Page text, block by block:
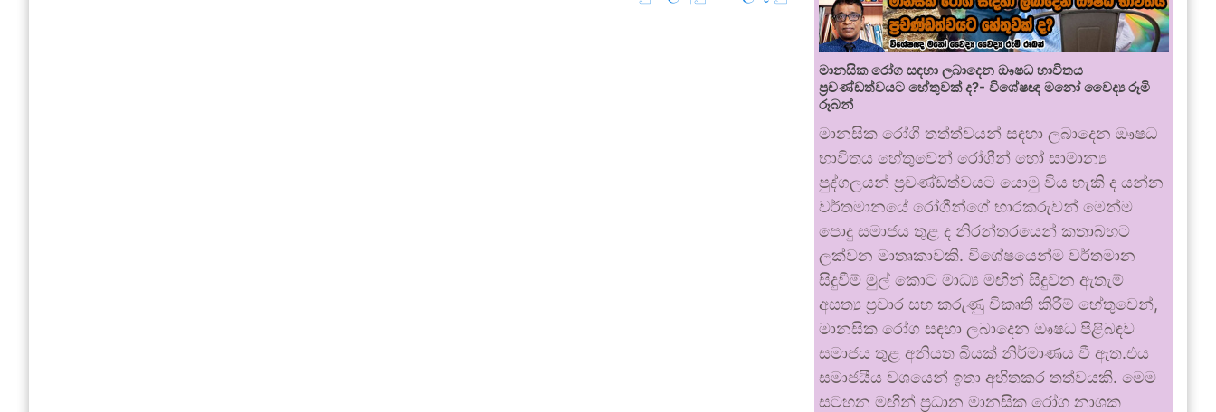
මානසික රෝග සඳහා ලබාදෙන ඖෂධ භාවිතය
ප්‍රචණ්ඩත්වයට හේතුවක් ද?- විශේෂඥ මනෝ වෛද්‍ය රූමි
රූබන්
මානසික රෝගී තත්ත්වයන් සඳහා ලබාදෙන ඖෂධ
භාවිතය හේතුවෙන් රෝගීන් හෝ සාමාන්‍ය
පුද්ගලයන් ප්‍රචණ්ඩත්වයට යොමු විය හැකි ද යන්න
වර්තමානයේ රෝගීන්ගේ භාරකරුවන් මෙන්ම
පොදු සමාජය තුළ ද නිරන්තරයෙන් කතාබහට
ලක්වන මාතෘකාවකි. විශේෂයෙන්ම වර්තමාන
සිදුවීම් මුල් කොට මාධ්‍ය මඟින් සිදුවන ඇතැම්
අසත්‍ය ප්‍රචාර සහ කරුණු විකෘති කිරීම් හේතුවෙන්,
මානසික රෝග සඳහා ලබාදෙන ඖෂධ පිළිබඳව
සමාජය තුළ අනියත බියක් නිර්මාණය වී ඇත.එය
සමාජයීය වශයෙන් ඉතා අහිතකර තත්වයකි. මෙම
සටහන මඟින් ප්‍රධාන මානසික රෝග නාශක